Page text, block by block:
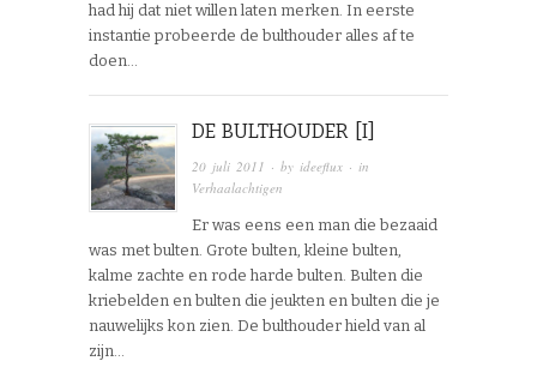
had hij dat niet willen laten merken. In eerste
instantie probeerde de bulthouder alles af te
doen…
DE BULTHOUDER [I]
20 juli 2011 · by ideeflux · in
Verhaalachtigen
Er was eens een man die bezaaid
was met bulten. Grote bulten, kleine bulten,
kalme zachte en rode harde bulten. Bulten die
kriebelden en bulten die jeukten en bulten die je
nauwelijks kon zien. De bulthouder hield van al
zijn…